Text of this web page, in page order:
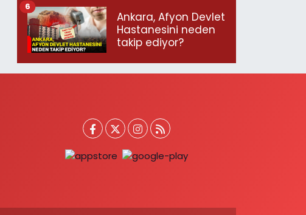
ediyoruz”
Ankara, Afyon Devlet
Hastanesini neden
takip ediyor?
6